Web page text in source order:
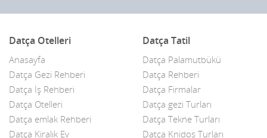
Cam Balkon
Çay bahçeleri
Çelik Kapı
Çiçekçiler
Datça Bademi
Datça Otelleri
Anasayfa
Datça Gezi Rehberi
Datça İş Rehberi
Datça Otelleri
Datça emlak Rehberi
Datça Kiralık Ev
Datça Tatil
Datça Palamutbükü
Datça Rehberi
Datça Firmalar
Datça gezi Turları
Datça Tekne Turları
Datça Knidos Turları